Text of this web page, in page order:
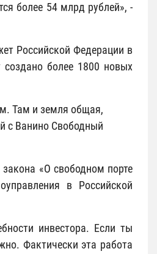
более 54 млрд рублей», -
Российской Федерации в
создано более 1800 новых
Там и земля общая,
с Ванино Свободный
«О свободном порте
в Российской
инвестора. Если ты
Фактически эта работа